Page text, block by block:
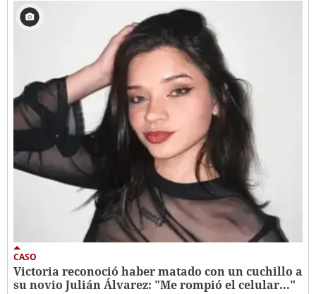
CASO
Victoria reconoció haber matado con un cuchillo a
su novio Julián Álvarez: "Me rompió el celular..."